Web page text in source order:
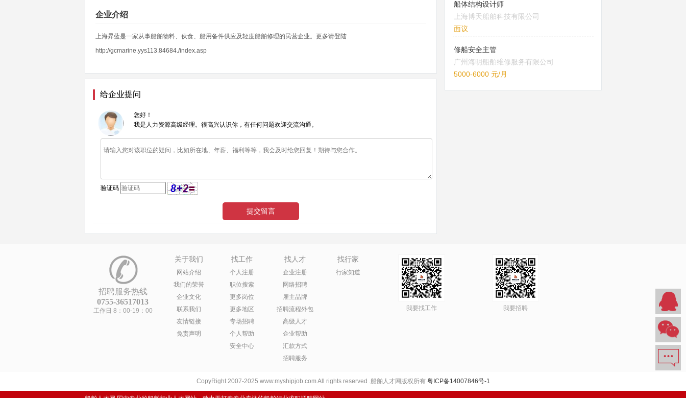
企业介绍
上海昇蓝是一家从事船舶物料、伙食、船用备件供应及轻度船舶修理的民营企业。更多请登陆
http://gcmarine.yys113.84684./index.asp
给企业提问
您好！
我是人力资源高级经理。很高兴认识你，有任何问题欢迎交流沟通。
验证码
船体结构设计师
上海博天船舶科技有限公司
面议
修船安全主管
广州海明船舶维修服务有限公司
5000-6000 元/月
招聘服务热线
0755-36517013
工作日 8：00-19：00
关于我们
网站介绍
我们的荣誉
企业文化
联系我们
友情链接
免责声明
找工作
个人注册
职位搜索
更多岗位
更多地区
专场招聘
个人帮助
安全中心
找人才
企业注册
网络招聘
雇主品牌
招聘流程外包
高级人才
企业帮助
汇款方式
招聘服务
找行家
行家知道
我要找工作 我要招聘
CopyRight 2007-2025 www.myshipjob.com All rights reserved .船舶人才网版权所有 粤ICP备14007846号-1